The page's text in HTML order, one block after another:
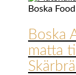
Boska
Boska
matta till